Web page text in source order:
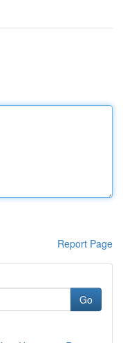
Report Page
Go